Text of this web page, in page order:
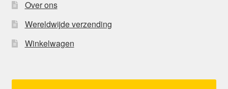
Over ons
Wereldwijde verzending
Winkelwagen